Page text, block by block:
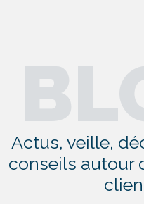
Actus, veille,
conseils autour